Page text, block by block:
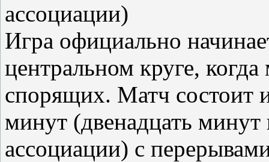
ассоциации)
Игра официально
центральном круге,
спорящих. Матч состоит
минут (двенадцать
ассоциации) с